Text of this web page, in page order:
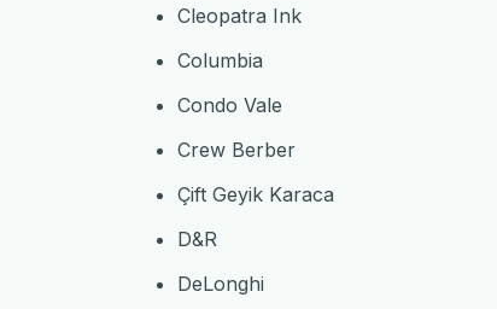
Cleopatra Ink
Columbia
Condo Vale
Crew Berber
Çift Geyik Karaca
D&R
DeLonghi